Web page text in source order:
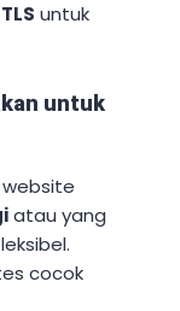
TLS untuk
untuk
atau yang
cocok